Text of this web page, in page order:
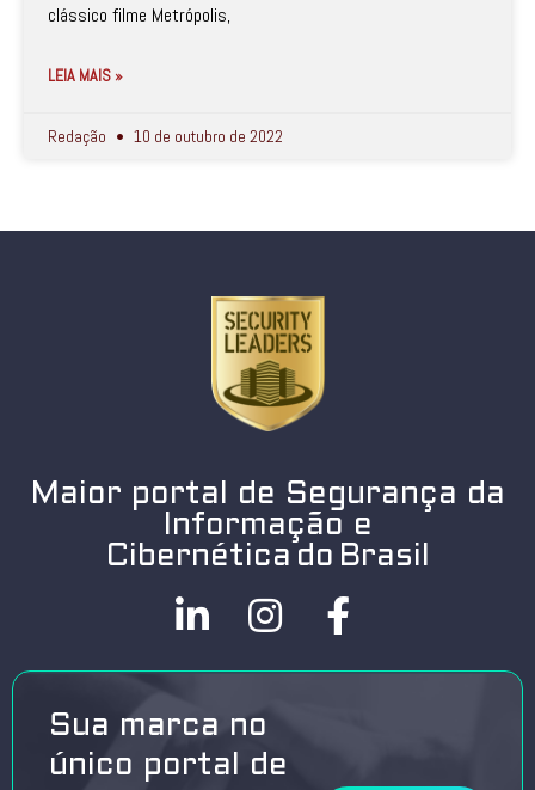
clássico filme Metrópolis,
LEIA MAIS »
Redação 10 de outubro de 2022
Maior portal de Segurança da
Informação e
Cibernética do Brasil
Sua marca no
único portal de